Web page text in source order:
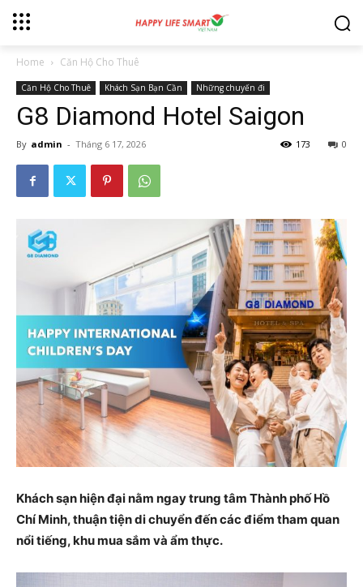
Home Căn Hộ Cho Thuê
Căn Hộ Cho Thuê Khách Sạn Bạn Cần Những chuyến đi
G8 Diamond Hotel Saigon
By admin - Tháng 6 17, 2026 0
173
Khách sạn hiện đại nằm ngay trung tâm Thành phố Hồ
Chí Minh, thuận tiện di chuyển đến các điểm tham quan
nổi tiếng, khu mua sắm và ẩm thực.